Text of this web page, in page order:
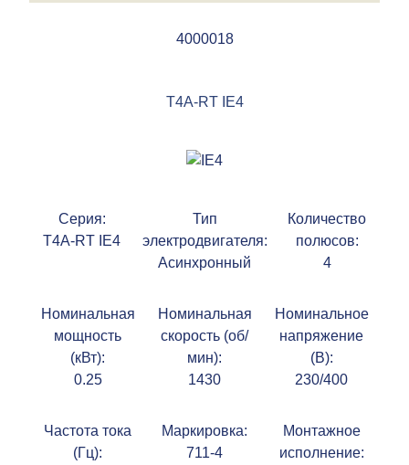
4000018
T4A-RT IE4
Серия:
T4A-RT IE4
Тип
электродвигателя:
Асинхронный
Количество
полюсов:
4
Номинальная
мощность
(кВт):
0.25
Номинальная
скорость (об/
мин):
1430
Номинальное
напряжение
(В):
230/400
Частота тока
(Гц):
Маркировка:
711-4
Монтажное
исполнение: